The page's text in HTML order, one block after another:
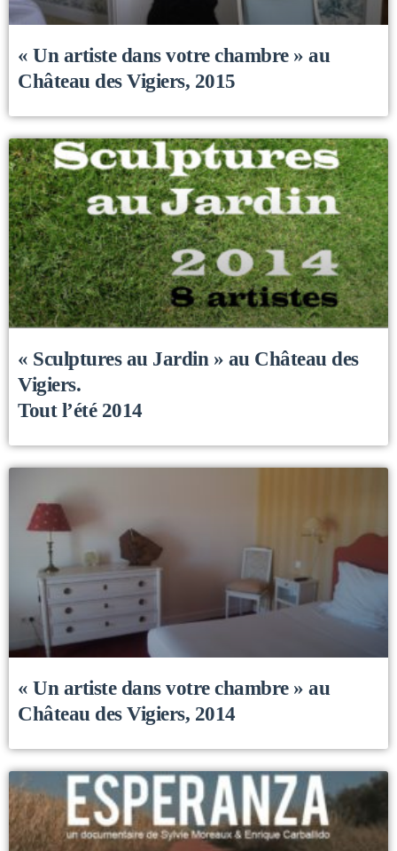
« Un artiste dans votre chambre » au
Château des Vigiers, 2015
« Sculptures au Jardin » au Château des
Vigiers.
Tout l’été 2014
« Un artiste dans votre chambre » au
Château des Vigiers, 2014